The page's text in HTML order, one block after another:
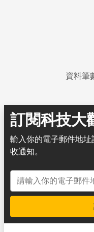
資料筆
訂閱科技大
輸入你的電子郵件地
收通知。
電子郵件地址